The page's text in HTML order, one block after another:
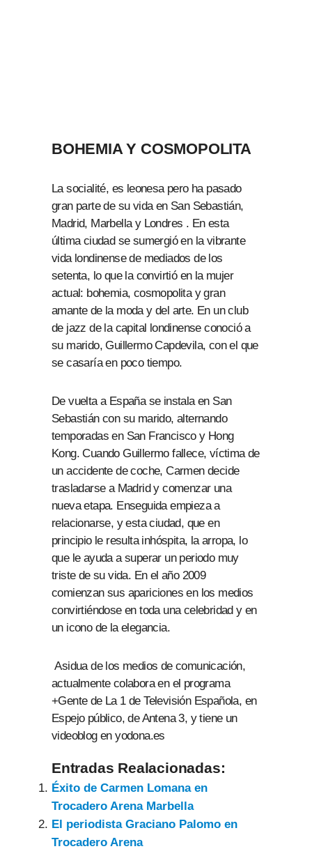
BOHEMIA Y COSMOPOLITA
La socialité, es leonesa pero ha pasado
gran parte de su vida en San Sebastián,
Madrid, Marbella y Londres . En esta
última ciudad se sumergió en la vibrante
vida londinense de mediados de los
setenta, lo que la convirtió en la mujer
actual: bohemia, cosmopolita y gran
amante de la moda y del arte. En un club
de jazz de la capital londinense conoció a
su marido, Guillermo Capdevila, con el que
se casaría en poco tiempo.
De vuelta a España se instala en San
Sebastián con su marido, alternando
temporadas en San Francisco y Hong
Kong. Cuando Guillermo fallece, víctima de
un accidente de coche, Carmen decide
trasladarse a Madrid y comenzar una
nueva etapa. Enseguida empieza a
relacionarse, y esta ciudad, que en
principio le resulta inhóspita, la arropa, lo
que le ayuda a superar un periodo muy
triste de su vida. En el año 2009
comienzan sus apariciones en los medios
convirtiéndose en toda una celebridad y en
un icono de la elegancia.
Asidua de los medios de comunicación,
actualmente colabora en el programa
+Gente de La 1 de Televisión Española, en
Espejo público, de Antena 3, y tiene un
videoblog en yodona.es
Entradas Realacionadas:
Éxito de Carmen Lomana en
Trocadero Arena Marbella
El periodista Graciano Palomo en
Trocadero Arena